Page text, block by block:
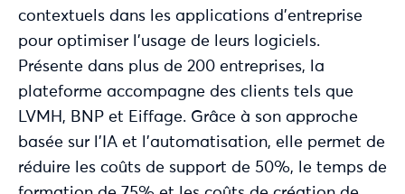
contextuels dans les applications d’entreprise
pour optimiser l’usage de leurs logiciels.
Présente dans plus de 200 entreprises, la
plateforme accompagne des clients tels que
LVMH, BNP et Eiffage. Grâce à son approche
basée sur l’IA et l’automatisation, elle permet de
réduire les coûts de support de 50%, le temps de